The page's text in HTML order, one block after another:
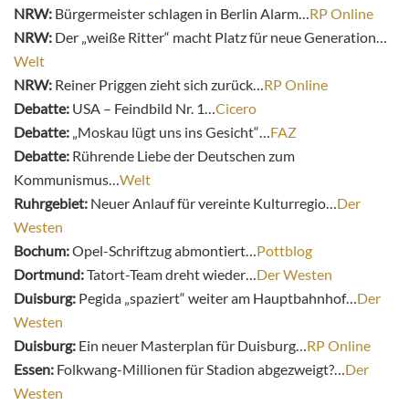
NRW: Bürgermeister schlagen in Berlin Alarm…RP Online
NRW: Der „weiße Ritter“ macht Platz für neue Generation…
Welt
NRW: Reiner Priggen zieht sich zurück…RP Online
Debatte: USA – Feindbild Nr. 1…Cicero
Debatte: „Moskau lügt uns ins Gesicht“…FAZ
Debatte: Rührende Liebe der Deutschen zum
Kommunismus…Welt
Ruhrgebiet: Neuer Anlauf für vereinte Kulturregio…Der
Westen
Bochum:Opel-Schriftzug abmontiert…Pottblog
Dortmund:Tatort-Team dreht wieder…Der Westen
Duisburg: Pegida „spaziert“ weiter am Hauptbahnhof…Der
Westen
Duisburg: Ein neuer Masterplan für Duisburg…RP Online
Essen: Folkwang-Millionen für Stadion abgezweigt?…Der
Westen